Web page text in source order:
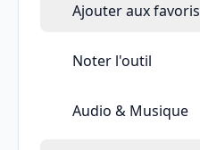
Ajouter aux favoris
Noter l'outil
Audio & Musique